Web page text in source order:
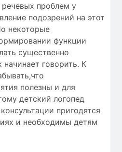
проблем у
подозрений на этот
некоторые
функции
существенно
говорить. К
полезны и для
детский логопед
пригодятся
и необходимы детям